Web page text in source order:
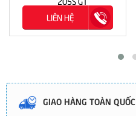
LIÊN HỆ
GIAO HÀNG TOÀN QUỐC